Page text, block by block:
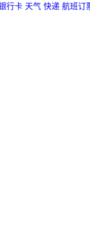
行卡 天气 快递 航班订